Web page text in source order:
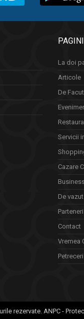
PAGINI
La doi
Articole
De
Servicii
Cazare
De vazut
Contact
Vremea
rezervate. ANPC -